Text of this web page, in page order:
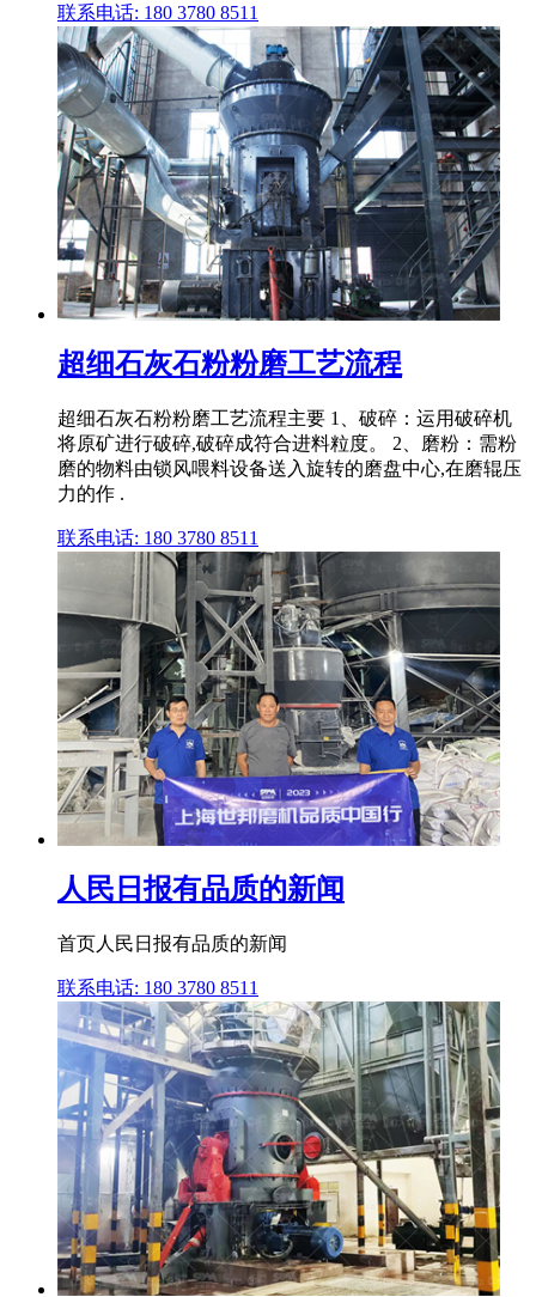
联系电话: 180 3780 8511
超细石灰石粉粉磨工艺流程
超细石灰石粉粉磨工艺流程主要 1、破碎：运用破碎机
将原矿进行破碎,破碎成符合进料粒度。 2、磨粉：需粉
磨的物料由锁风喂料设备送入旋转的磨盘中心,在磨辊压
力的作 .
联系电话: 180 3780 8511
人民日报有品质的新闻
首页人民日报有品质的新闻
联系电话: 180 3780 8511